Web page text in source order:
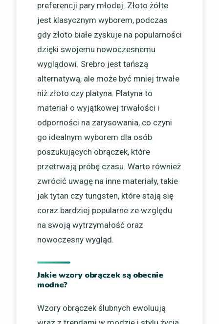
preferencji pary młodej. Złoto żółte
jest klasycznym wyborem, podczas
gdy złoto białe zyskuje na popularności
dzięki swojemu nowoczesnemu
wyglądowi. Srebro jest tańszą
alternatywą, ale może być mniej trwałe
niż złoto czy platyna. Platyna to
materiał o wyjątkowej trwałości i
odporności na zarysowania, co czyni
go idealnym wyborem dla osób
poszukujących obrączek, które
przetrwają próbę czasu. Warto również
zwrócić uwagę na inne materiały, takie
jak tytan czy tungsten, które stają się
coraz bardziej popularne ze względu
na swoją wytrzymałość oraz
nowoczesny wygląd.
Jakie wzory obrączek są obecnie
modne?
Wzory obrączek ślubnych ewoluują